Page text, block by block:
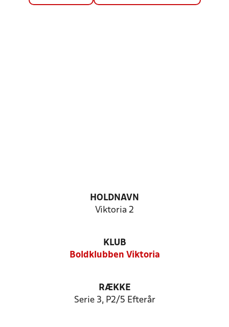
HOLDNAVN
Viktoria 2
KLUB
Boldklubben Viktoria
RÆKKE
Serie 3, P2/5 Efterår